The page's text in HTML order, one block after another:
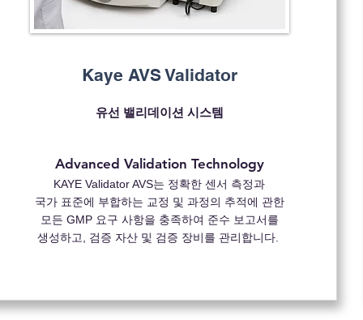
Kaye AVS Validator
유선 밸리데이션 시스템
Advanced Validation Technology
KAYE Validator AVS는 정확한 센서 측정과
국가 표준에 부합하는 교정 및 과정의 추적에 관한
모든 GMP 요구 사항을 충족하여 준수 보고서를
생성하고, 검증 자산 및 검증 장비를 관리합니다.